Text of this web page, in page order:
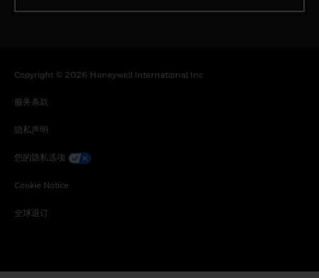
Copyright © 2026 Honeywell International Inc
服务条款
隐私声明
您的隐私选项
Cookie Notice
全球退订